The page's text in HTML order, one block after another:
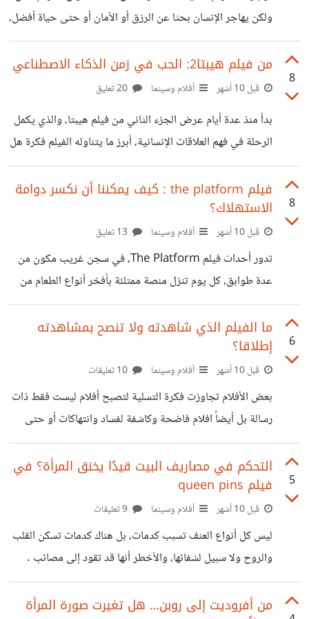
وهنا بدأت اللعبة حيث اشعل الغموض فضول المشاهدين ونجح
ولكن يهاجر الإنسان بحثا عن الرزق أو الأمان أو حتى حياة أفضل،
فيجد الصعاب تحيط به، ليجد نفسه هارباً من جحيم ما -سواء
الحرب أو غيره - إلى جحيم آخر يسمى العنصرية. وهذا ما
يستعرضه فيلم "عائشة لا تستطيع الطيران" فهو يحكي عن
ما أود أن اضيفه أن هذا الاستغلال والعنصرية ليست قاصرة على
بلدة ما، بل ربما هي معاناة اللاجئين في أغلب
8
من فيلم هيبتا2: الحب في زمن الذكاء الاصطناعي
قبل 10 أشهر أفلام وسينما
بدأ منذ عدة أيام عرض الجزء الثاني من فيلم هيبتا، والذي يكمل
الرحلة في فهم العلاقات الإنسانية، أبرز ما يتناوله الفيلم فكرة هل
من الممكن أن نكون في علاقة عاطفية مع الذكاء الاصطناعي.
الفكرة ليست جديدة فقد تناولها فيلم her سابقا، حيث وقع
ثيودور بطل الفيلم والذي أدى دوره الممثل خواكين فينيكس في
حب سامنتا والتي هي مجرد نظام تشغيل له صوت أنثوي، ولكنها
نجحت ليس في مجرد فهم واحتواء ثيودور بل أيضاً رتبت له
حياته واتخذت قرارات لطالما أجلها
8
فيلم the platform : كيف يمكننا أن نكسر دوامة
الاستهلاك؟
قبل 10 أشهر أفلام وسينما
تدور أحداث فيلم The Platform، في سجن غريب مكون من
عدة طوابق، كل يوم تنزل منصة ممتلئة بأفخر أنواع الطعام من
الطابق الأعلى إلى الأسفل. من في الطابق الأعلى يتناولون أكبر
وأفخم الأطعمة، يأكلون بنهم وشراهة فوق احتياجهم بمراحل،
وعندما تصل المنصة إلى الأسفل تكون خاوية، ليجوع الناس في
الطابق الأسفل ويرحلون في صمت! الطعام يكفي الجميع لو
اقتسمه الناس بعدل، لو فكرنا قليلا سنجد أن السجن والمنصة
ماهم إلا انعكاس رمزي لحياتنا، حيث أن المشكلة ليست قلة
6
ما الفيلم الذي شاهدته ولا تنصح بمشاهدته
إطلاقا؟
قبل 10 أشهر أفلام وسينما
بعض الأفلام تجاوزت فكرة التسلية لتصبح أفلام ليست فقط ذات
رسالة بل أيضاً افلام فاضحة وكاشفة لفساد وانتهاكات أو حتى
مشكلات اجتماعية ، ولكن بعض المخرجين تناولوا هذه
الموضوعات بشكل صادم ومؤذي. عن نفسي أتجنب مشاهدة
الفيلم الإيراني "رجم ثريا" بعد أن شاهدت منه بعض المقاطع
والذي يحكي عن امرأة يطبق عليها حد الرجم حتى الموت بعد أن
اتهمها زوجها -كذباً- بالزنا. ماذا عنكم، ماهو الفيلم الذي شاهدتموه
ولا تنصحون بمشاهدته إطلاقا؟
5
التحكم في مصاريف البيت قيدًا يخنق المرأة؟ في
فيلم queen pins
قبل 10 أشهر أفلام وسينما
ليس كل أنواع العنف تسبب كدمات، بل هناك كدمات تسكن القلب
والروح ولا سبيل لشفائها، والأخطر أنها قد تقود إلى مصائب .
تماماً كما حدث مع كوني في فيلم queen pins والتي كانت
مجرد امرأة بسيطة تحب التوفير وجمع كوبونات المحلات الكبرى
من أفروديت إلى روبن… هل تغيرت صورة المرأة